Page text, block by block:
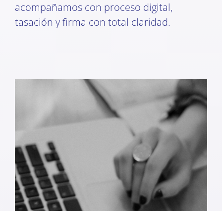
acompañamos con proceso digital,
tasación y firma con total claridad.